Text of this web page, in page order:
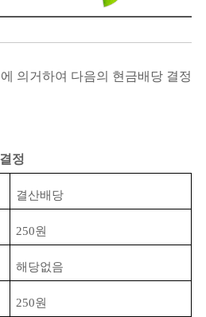
의거하여 다음의 현금배당 결정
정
결산배당
250원
해당없음
250원